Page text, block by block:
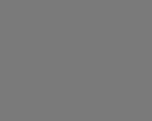
decyzji
maksymalnej
tym Kupujących)
i